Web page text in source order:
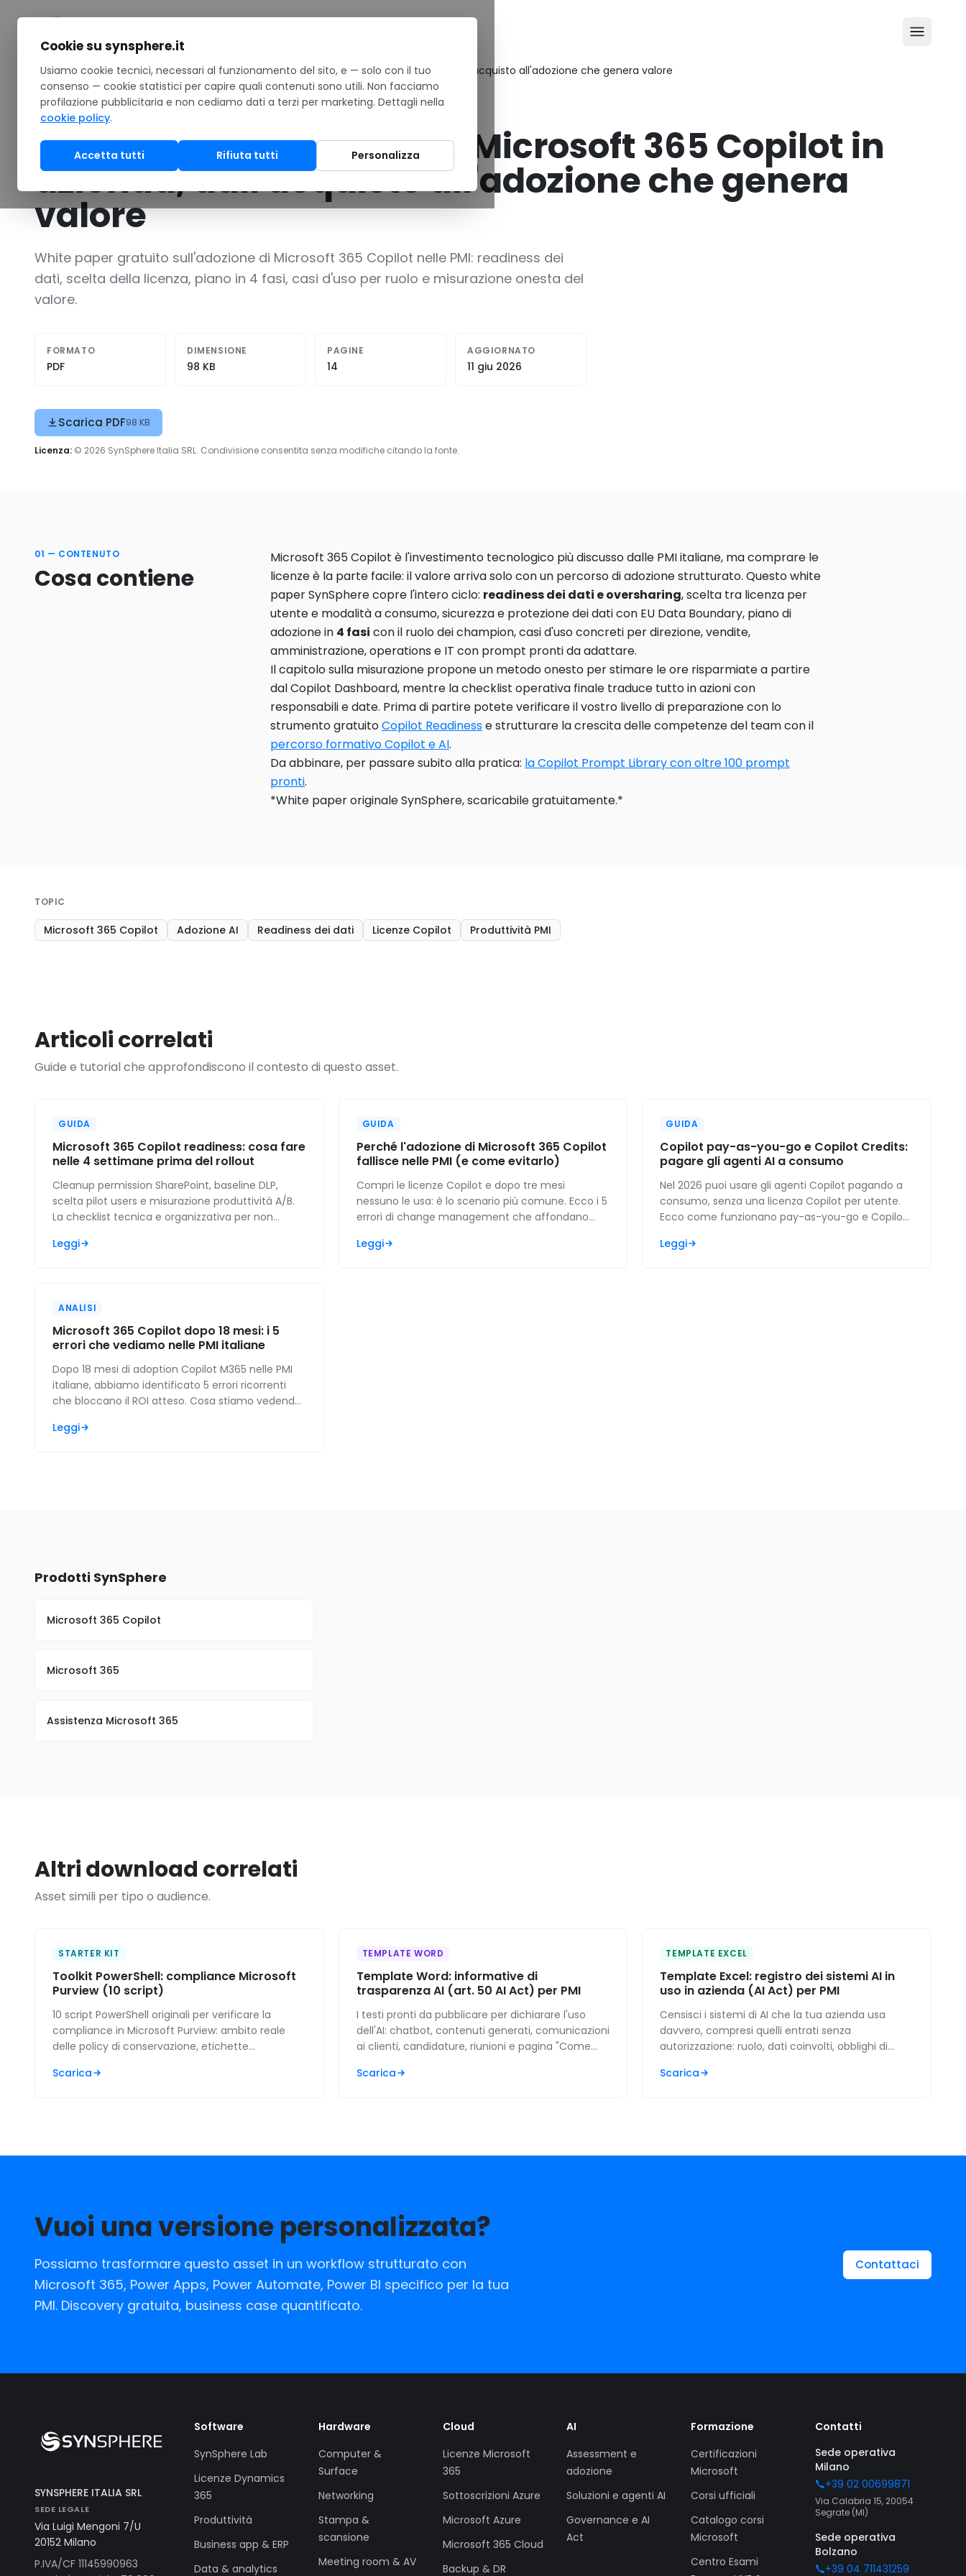
Home/Risorse/Download/White paper SynSphere: Microsoft 365 Copilot in azienda, dall'acquisto all'adozione che genera valore
WHITEPAPER Business / PMI
White paper SynSphere: Microsoft 365 Copilot in
azienda, dall'acquisto all'adozione che genera
valore
White paper gratuito sull'adozione di Microsoft 365 Copilot nelle PMI: readiness dei
dati, scelta della licenza, piano in 4 fasi, casi d'uso per ruolo e misurazione onesta del
valore.
FORMATO
PDF
DIMENSIONE
98 KB
PAGINE
14
AGGIORNATO
11 giu 2026
Scarica PDF98 KB
Licenza: © 2026 SynSphere Italia SRL. Condivisione consentita senza modifiche citando la fonte.
01 — CONTENUTO
Cosa contiene
Microsoft 365 Copilot è l'investimento tecnologico più discusso dalle PMI italiane, ma comprare le
licenze è la parte facile: il valore arriva solo con un percorso di adozione strutturato. Questo white
paper SynSphere copre l'intero ciclo: readiness dei dati e oversharing, scelta tra licenza per
utente e modalità a consumo, sicurezza e protezione dei dati con EU Data Boundary, piano di
adozione in 4 fasi con il ruolo dei champion, casi d'uso concreti per direzione, vendite,
amministrazione, operations e IT con prompt pronti da adattare.
Il capitolo sulla misurazione propone un metodo onesto per stimare le ore risparmiate a partire
dal Copilot Dashboard, mentre la checklist operativa finale traduce tutto in azioni con
responsabili e date. Prima di partire potete verificare il vostro livello di preparazione con lo
strumento gratuitoCopilot Readinesse strutturare la crescita delle competenze del team con il
percorso formativo Copilot e AI.
Da abbinare, per passare subito alla pratica: la Copilot Prompt Library con oltre 100 prompt
pronti.
*White paper originale SynSphere, scaricabile gratuitamente.*
TOPIC
Microsoft 365 Copilot Adozione AI Readiness dei dati Licenze Copilot Produttività PMI
Articoli correlati
Guide e tutorial che approfondiscono il contesto di questo asset.
GUIDA
Microsoft 365 Copilot readiness: cosa fare
nelle 4 settimane prima del rollout
Cleanup permission SharePoint, baseline DLP,
scelta pilot users e misurazione produttività A/B.
La checklist tecnica e organizzativa per non
Leggi
GUIDA
Perché l'adozione di Microsoft 365 Copilot
fallisce nelle PMI (e come evitarlo)
Compri le licenze Copilot e dopo tre mesi
nessuno le usa: è lo scenario più comune. Ecco i 5
errori di change management che affondano
90 giorni.
Leggi
GUIDA
Copilot pay-as-you-go e Copilot Credits:
pagare gli agenti AI a consumo
Nel 2026 puoi usare gli agenti Copilot pagando a
consumo, senza una licenza Copilot per utente.
Ecco come funzionano pay-as-you-go e Copilot
Leggi
ANALISI
Microsoft 365 Copilot dopo 18 mesi: i 5
errori che vediamo nelle PMI italiane
Dopo 18 mesi di adoption Copilot M365 nelle PMI
italiane, abbiamo identificato 5 errori ricorrenti
che bloccano il ROI atteso. Cosa stiamo vedendo
Leggi
Prodotti SynSphere
Microsoft 365 Copilot
Microsoft 365
Assistenza Microsoft 365
Altri download correlati
Asset simili per tipo o audience.
STARTER KIT
Toolkit PowerShell: compliance Microsoft
Purview (10 script)
10 script PowerShell originali per verificare la
compliance in Microsoft Purview: ambito reale
delle policy di conservazione, etichette
simulazione e stato del log di controllo. Per IT
Scarica
TEMPLATE WORD
Template Word: informative di
trasparenza AI (art. 50 AI Act) per PMI
I testi pronti da pubblicare per dichiarare l'uso
dell'AI: chatbot, contenuti generati, comunicazioni
ai clienti, candidature, riunioni e pagina "Come
serve.
Scarica
TEMPLATE EXCEL
Template Excel: registro dei sistemi AI in
uso in azienda (AI Act) per PMI
Censisci i sistemi di AI che la tua azienda usa
davvero, compresi quelli entrati senza
autorizzazione: ruolo, dati coinvolti, obblighi di
scoperti contati da solo.
Scarica
Vuoi una versione personalizzata?
Possiamo trasformare questo asset in un workflow strutturato con
Microsoft 365, Power Apps, Power Automate, Power BI specifico per la tua
PMI. Discovery gratuita, business case quantificato.
Contattaci
SYNSPHERE ITALIA SRL
SEDE LEGALE
Via Luigi Mengoni 7/U
20152 Milano
P.IVA/CF 11145990963
Software
SynSphere Lab
Licenze Dynamics
365
Produttività
Business app & ERP
Data & analytics
Hardware
Computer &
Surface
Networking
Stampa &
scansione
Meeting room & AV
Cloud
Licenze Microsoft
365
Sottoscrizioni Azure
Microsoft Azure
Microsoft 365 Cloud
Backup & DR
AI
Assessment e
adozione
Soluzioni e agenti AI
Governance e AI
Act
Formazione
Certificazioni
Microsoft
Corsi ufficiali
Catalogo corsi
Microsoft
Centro Esami
Contatti
Sede operativa
Milano
+39 02 00699871
Via Calabria 15, 20054
Segrate (MI)
Sede operativa
Bolzano
+39 04 711431259
Cookie su synsphere.it
Usiamo cookie tecnici, necessari al funzionamento del sito, e — solo con il tuo
consenso — cookie statistici per capire quali contenuti sono utili. Non facciamo
profilazione pubblicitaria e non cediamo dati a terzi per marketing. Dettagli nella
cookie policy.
Accetta tutti Rifiuta tutti Personalizza